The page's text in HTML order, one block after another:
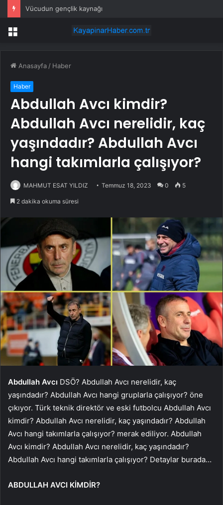
Vücudun gençlik kaynağı
Menü
Anasayfa / Haber
Haber
Abdullah Avcı kimdir?
Abdullah Avcı nerelidir, kaç
yaşındadır? Abdullah Avcı
hangi takımlarla çalışıyor?
MAHMUT ESAT YILDIZ Temmuz 18, 2023 0 5
2 dakika okuma süresi
Abdullah Avcı DSÖ? Abdullah Avcı nerelidir, kaç
yaşındadır? Abdullah Avcı hangi gruplarla çalışıyor? öne
çıkıyor. Türk teknik direktör ve eski futbolcu Abdullah Avcı
kimdir? Abdullah Avcı nerelidir, kaç yaşındadır? Abdullah
Avcı hangi takımlarla çalışıyor? merak ediliyor. Abdullah
Avcı kimdir? Abdullah Avcı nerelidir, kaç yaşındadır?
Abdullah Avcı hangi takımlarla çalışıyor? Detaylar burada…
ABDULLAH AVCI KİMDİR?